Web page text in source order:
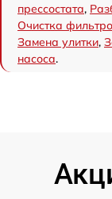
прессостата,
Очистка
Замена улитки,
насоса.